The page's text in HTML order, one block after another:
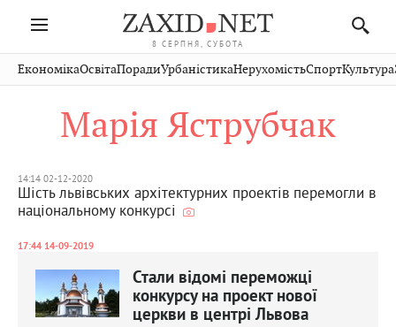
8 СЕРПНЯ, СУБОТА
Івано-
Франківськ
Волинь
Рівне
Чернівці
Стрий
Хмельницький
Публікації
Авто СловкоКультура
Кіно Дім СпортКраєзнавство
ЕкономікаОсвітаПорадиУрбаністикаНерухомістьСпортКультура
Марія Яструбчак
14:14 02-12-2020
Шість львівських архітектурних проектів перемогли в
національному конкурсі
17:44 14-09-2019
Стали відомі переможці
конкурсу на проект нової
церкви в центрі Львова